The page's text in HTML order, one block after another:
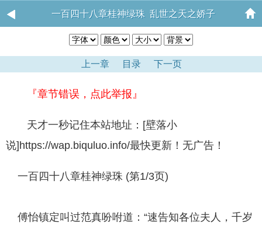
一百四十八章桂神绿珠 乱世之天之娇子
上一章 目录 下一页
『章节错误，点此举报』
天才一秒记住本站地址：[壁落小
说]https://wap.biquluo.info/最快更新！无广告！
一百四十八章桂神绿珠 (第1/3页)
傅怡镇定叫过范真吩咐道：“速告知各位夫人，千岁